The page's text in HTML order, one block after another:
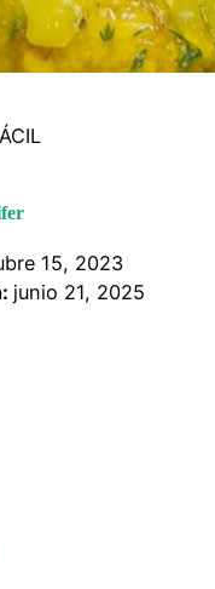
15, 2023
junio 21, 2025